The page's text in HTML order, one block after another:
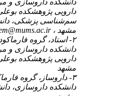
دانشکده داروسازی و
دارویی پژوهشکده بوعلی،
سم‌شناسی پزشکی،
مشهد ،
۲- استاد، گروه
دانشکده داروسازی و
دارویی پژوهشکده
مشهد
۳- داروساز، گروه
دانشکده داروسازی،